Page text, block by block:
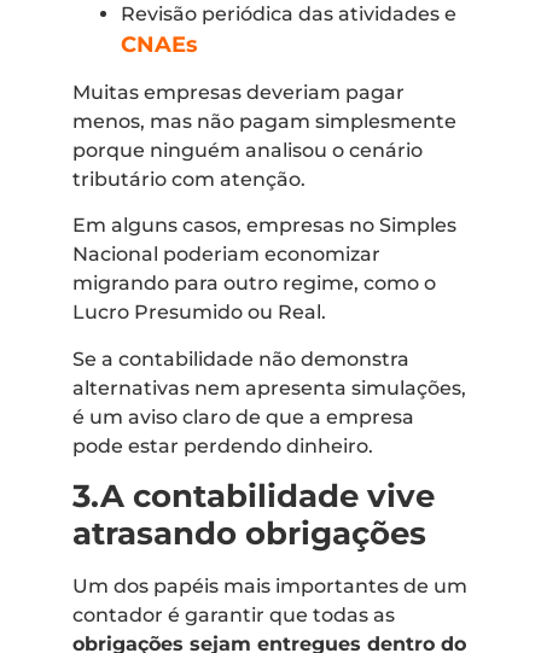
Revisão periódica das atividades e
CNAEs
Muitas empresas deveriam pagar
menos, mas não pagam simplesmente
porque ninguém analisou o cenário
tributário com atenção.
Em alguns casos, empresas no Simples
Nacional poderiam economizar
migrando para outro regime, como o
Lucro Presumido ou Real.
Se a contabilidade não demonstra
alternativas nem apresenta simulações,
é um aviso claro de que a empresa
pode estar perdendo dinheiro.
3.A contabilidade vive
atrasando obrigações
Um dos papéis mais importantes de um
contador é garantir que todas as
obrigações sejam entregues dentro do